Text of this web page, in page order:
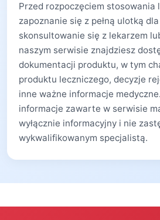
Przed rozpoczęciem stosowania
zapoznanie się z pełną ulotką
skonsultowanie się z lekarzem
naszym serwisie znajdziesz
dokumentacji produktu, w tym
produktu leczniczego, decyzje
inne ważne informacje
informacje zawarte w serwisie
wyłącznie informacyjny i nie
wykwalifikowanym specjalistą.